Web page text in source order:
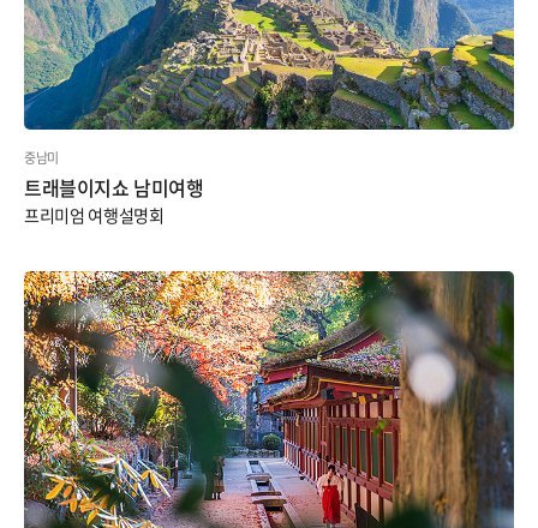
중남미
트래블이지쇼 남미여행
프리미엄 여행설명회